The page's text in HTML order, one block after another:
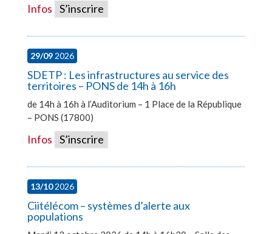
Infos S’inscrire
29/092026
SDETP : Les infrastructures au service des
territoires – PONS de 14h à 16h
de 14h à 16h à l’Auditorium – 1 Place de la République
– PONS (17800)
Infos S’inscrire
13/102026
Ciitélécom – systèmes d’alerte aux
populations